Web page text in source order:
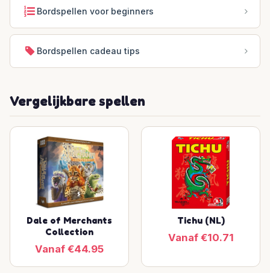
Bordspellen voor beginners
Bordspellen cadeau tips
Vergelijkbare spellen
Dale of Merchants
Collection
Vanaf €44.95
Tichu (NL)
Vanaf €10.71